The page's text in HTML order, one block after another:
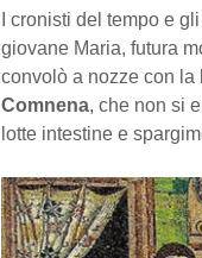
I cronisti del tempo e
giovane Maria, futura
convolò a nozze con la
Comnena, che non si
lotte intestine e